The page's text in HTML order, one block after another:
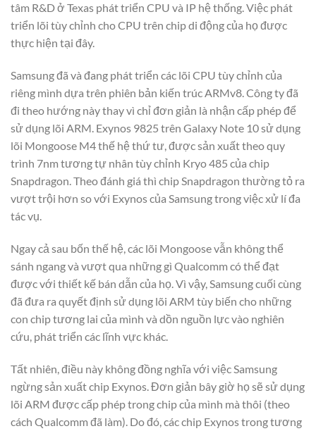
tâm R&D ở Texas phát triển CPU và IP hệ thống. Việc phát
triển lõi tùy chỉnh cho CPU trên chip di động của họ được
thực hiện tại đây.
Samsung đã và đang phát triển các lõi CPU tùy chỉnh của
riêng mình dựa trên phiên bản kiến ​​trúc ARMv8. Công ty đã
đi theo hướng này thay vì chỉ đơn giản là nhận cấp phép để
sử dụng lõi ARM. Exynos 9825 trên Galaxy Note 10 sử dụng
lõi Mongoose M4 thế hệ thứ tư, được sản xuất theo quy
trình 7nm tương tự nhân tùy chỉnh Kryo 485 của chip
Snapdragon. Theo đánh giá thì chip Snapdragon thường tỏ ra
vượt trội hơn so với Exynos của Samsung trong việc xử lí đa
tác vụ.
Ngay cả sau bốn thế hệ, các lõi Mongoose vẫn không thể
sánh ngang và vượt qua những gì Qualcomm có thể đạt
được với thiết kế bán dẫn của họ. Vì vậy, Samsung cuối cùng
đã đưa ra quyết định sử dụng lõi ARM tùy biến cho những
con chip tương lai của mình và dồn nguồn lực vào nghiên
cứu, phát triển các lĩnh vực khác.
Tất nhiên, điều này không đồng nghĩa với việc Samsung
ngừng sản xuất chip Exynos. Đơn giản bây giờ họ sẽ sử dụng
lõi ARM được cấp phép trong chip của mình mà thôi (theo
cách Qualcomm đã làm). Do đó, các chip Exynos trong tương